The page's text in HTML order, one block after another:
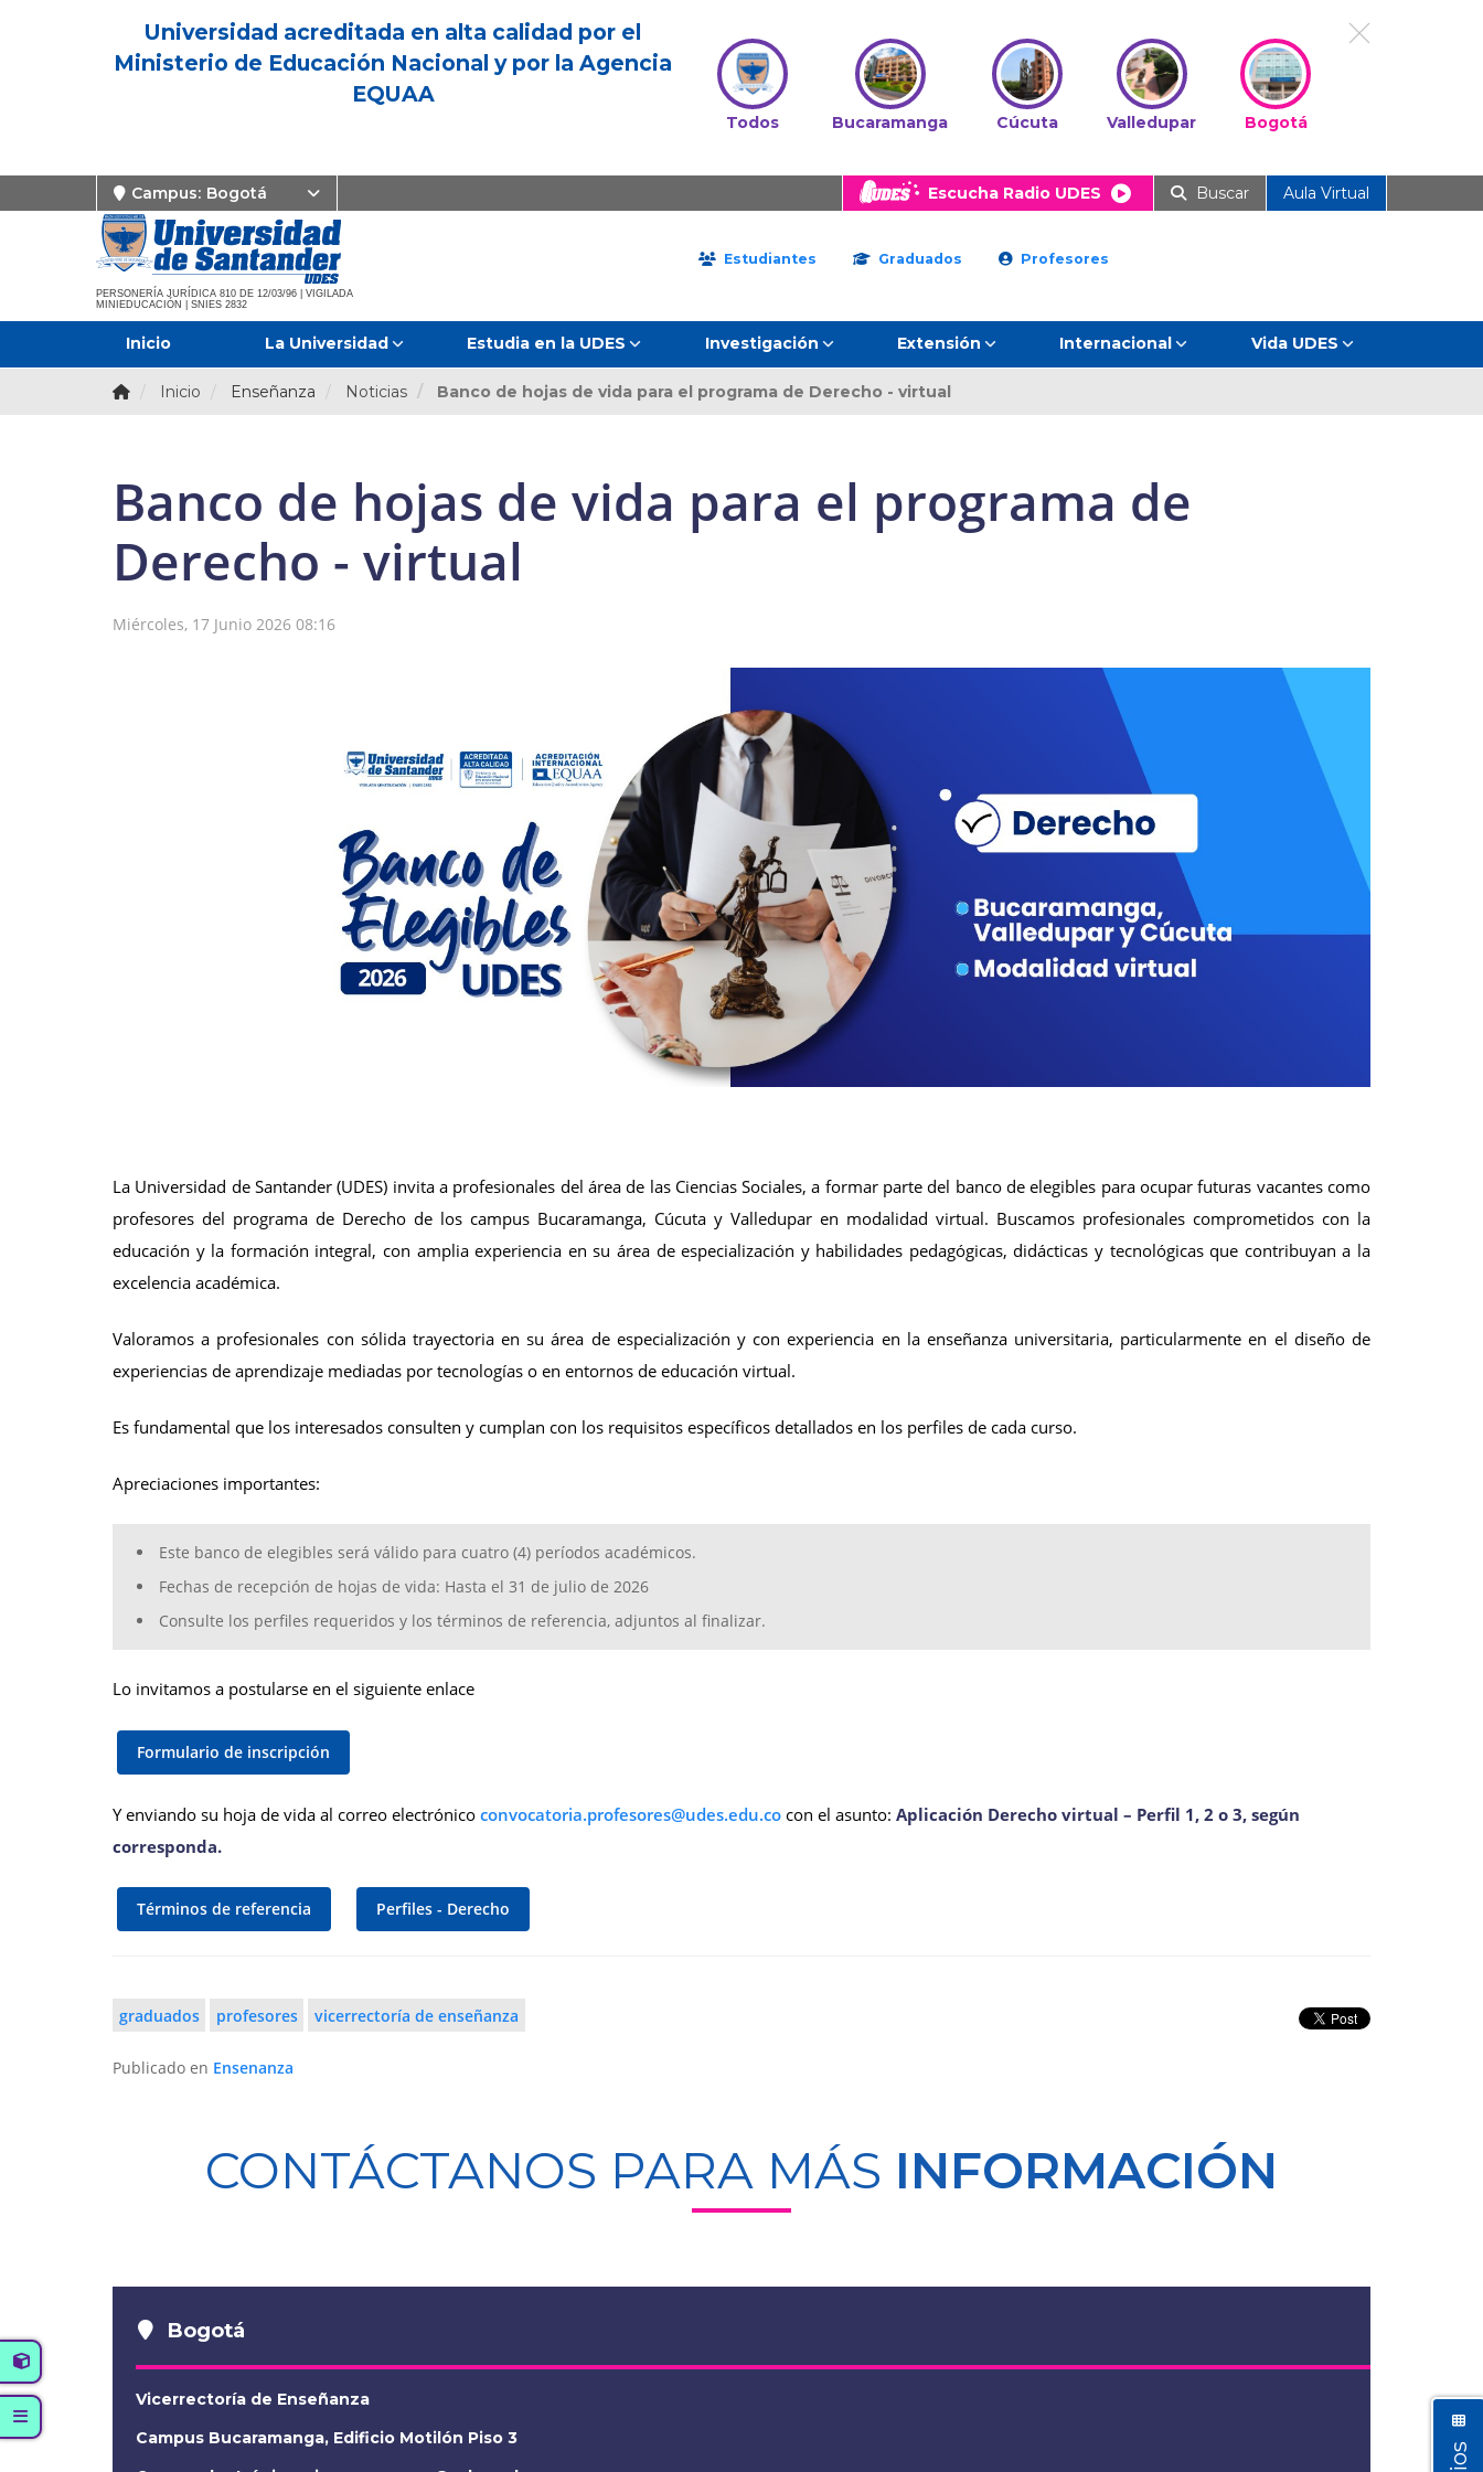
Universidad acreditada en alta calidad por el
Ministerio de Educación Nacional y por la Agencia
EQUAA
Todos Bucaramanga Cúcuta Valledupar Bogotá
Campus: Bogotá Escucha Radio UDES Buscar Aula Virtual
PERSONERÍA JURÍDICA 810 DE 12/03/96 | VIGILADA
MINIEDUCACIÓN | SNIES 2832
Estudiantes Graduados Profesores
Inicio La Universidad Estudia en la UDES Investigación Extensión Internacional Vida UDES
Inicio Enseñanza Noticias Banco de hojas de vida para el programa de Derecho - virtual
Banco de hojas de vida para el programa de
Derecho - virtual
Miércoles, 17 Junio 2026 08:16
La Universidad de Santander (UDES) invita a profesionales del área de las Ciencias Sociales, a formar parte del banco de elegibles para ocupar futuras vacantes como
profesores del programa de Derecho de los campus Bucaramanga, Cúcuta y Valledupar en modalidad virtual. Buscamos profesionales comprometidos con la
educación y la formación integral, con amplia experiencia en su área de especialización y habilidades pedagógicas, didácticas y tecnológicas que contribuyan a la
excelencia académica.
Valoramos a profesionales con sólida trayectoria en su área de especialización y con experiencia en la enseñanza universitaria, particularmente en el diseño de
experiencias de aprendizaje mediadas por tecnologías o en entornos de educación virtual.
Es fundamental que los interesados consulten y cumplan con los requisitos específicos detallados en los perfiles de cada curso.
Apreciaciones importantes:
Este banco de elegibles será válido para cuatro (4) períodos académicos.
Fechas de recepción de hojas de vida: Hasta el 31 de julio de 2026
Consulte los perfiles requeridos y los términos de referencia, adjuntos al finalizar.
Lo invitamos a postularse en el siguiente enlace
Formulario de inscripción
Y enviando su hoja de vida al correo electrónico con el asunto: Aplicación Derecho virtual – Perfil 1, 2 o 3, según
corresponda.
Términos de referencia Perfiles - Derecho
graduados profesores vicerrectoría de enseñanza
Publicado en Ensenanza
CONTÁCTANOS PARA MÁS INFORMACIÓN
Bogotá
Vicerrectoría de Enseñanza
Campus Bucaramanga, Edificio Motilón Piso 3